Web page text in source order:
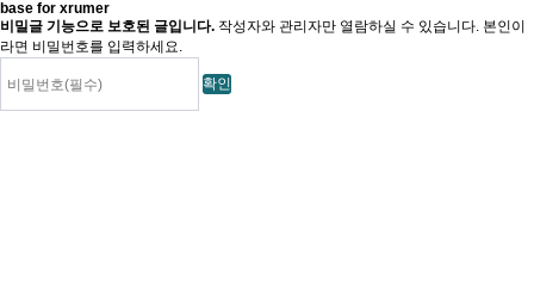
base for xrumer
비밀글 기능으로 보호된 글입니다. 작성자와 관리자만 열람하실 수 있습니다. 본인이
라면 비밀번호를 입력하세요.